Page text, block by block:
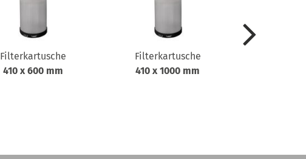
Filterkartusche
410 x 600 mm
Filterkartusche
410 x 1000 mm